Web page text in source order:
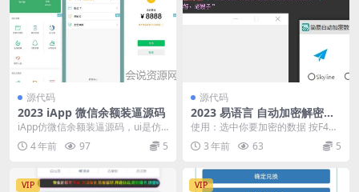
源代码
2023 iApp 微信余额装逼源码
iApp仿微信余额装逼源码，ui是仿
的mdui这种的，有兴趣的可以研究
一下！
4 年前 97 5
源代码
2023 易语言 自动加密解密成
品软件
使用：选中你要加密的数据 按F4自
动加密
3 年前 63 5
VIP VIP